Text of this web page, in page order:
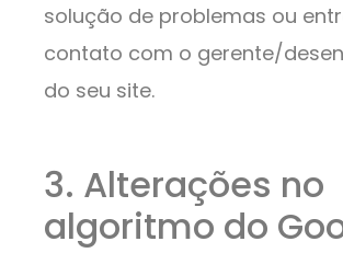
solução de problemas ou
contato com o gerente/
do seu site.
3. Alterações no
algoritmo do